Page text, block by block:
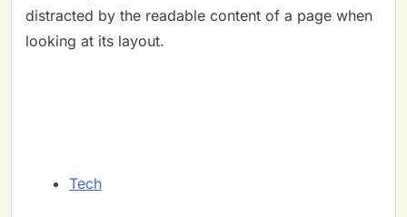
distracted by the readable content of a page when
looking at its layout.
Tech